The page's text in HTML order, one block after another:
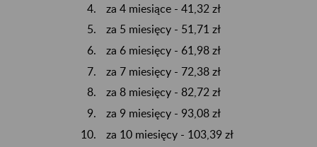
za 4 miesiące - 41,32 zł
za 5 miesięcy - 51,71 zł
za 6 miesięcy - 61,98 zł
za 7 miesięcy - 72,38 zł
za 8 miesięcy - 82,72 zł
za 9 miesięcy - 93,08 zł
za 10 miesięcy - 103,39 zł